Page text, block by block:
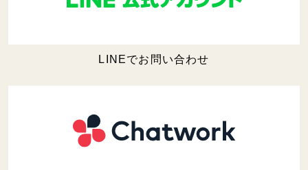
LINEでお問い合わせ